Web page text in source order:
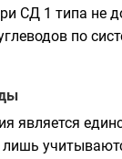
СД 1 типа не
по
является